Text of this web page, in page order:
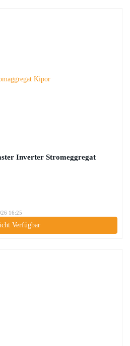
Inverter Stromeggregat
16:25
Verfügbar